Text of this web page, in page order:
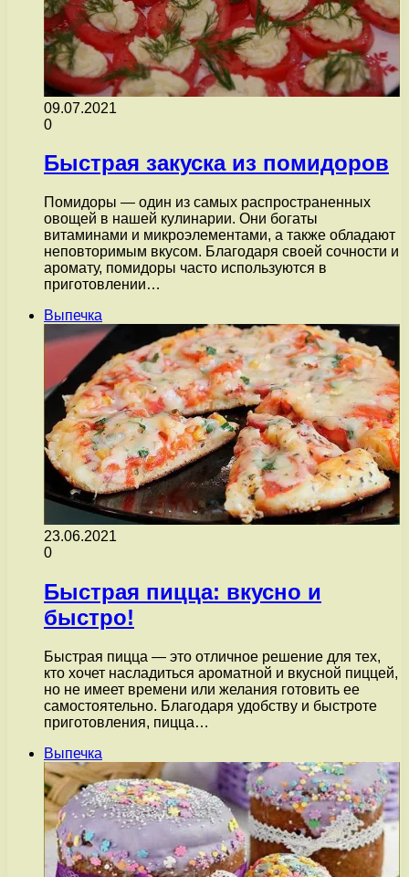
09.07.2021
0
Быстрая закуска из помидоров
Помидоры — один из самых распространенных
овощей в нашей кулинарии. Они богаты
витаминами и микроэлементами, а также обладают
неповторимым вкусом. Благодаря своей сочности и
аромату, помидоры часто используются в
приготовлении…
Выпечка
23.06.2021
0
Быстрая пицца: вкусно и
быстро!
Быстрая пицца — это отличное решение для тех,
кто хочет насладиться ароматной и вкусной пиццей,
но не имеет времени или желания готовить ее
самостоятельно. Благодаря удобству и быстроте
приготовления, пицца…
Выпечка